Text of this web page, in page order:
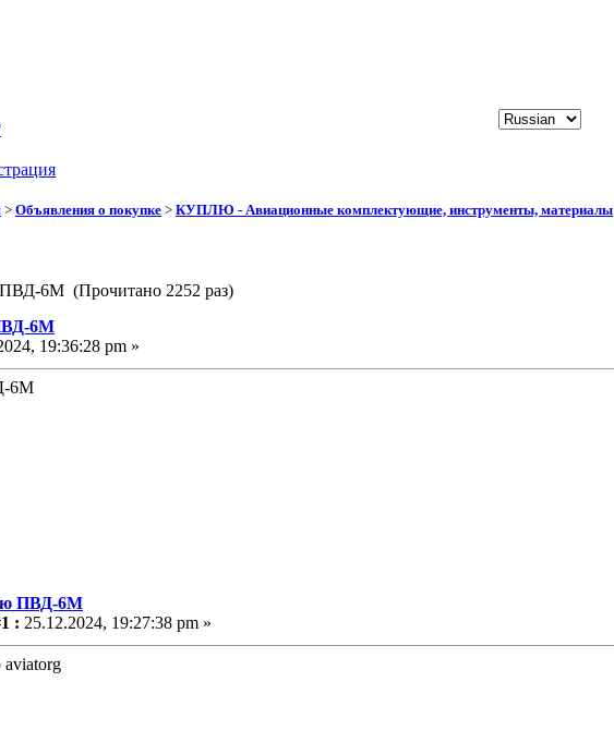
> Объявления о покупке > КУПЛЮ - Авиационные комплектующие, инструменты, материалы
6М (Прочитано 2252 раз)
6М
19:36:28 pm »
6М
ПВД-6М
: 25.12.2024, 19:27:38 pm »
aviatorg